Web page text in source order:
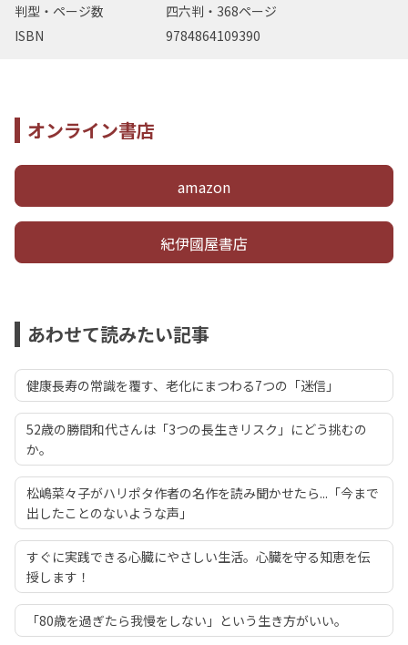
判型・ページ数
四六判・368ページ
ISBN
9784864109390
オンライン書店
amazon
紀伊國屋書店
あわせて読みたい記事
健康長寿の常識を覆す、老化にまつわる7つの「迷信」
52歳の勝間和代さんは「3つの長生きリスク」にどう挑むの
か。
松嶋菜々子がハリポタ作者の名作を読み聞かせたら...「今まで
出したことのないような声」
すぐに実践できる心臓にやさしい生活。心臓を守る知恵を伝
授します！
「80歳を過ぎたら我慢をしない」という生き方がいい。